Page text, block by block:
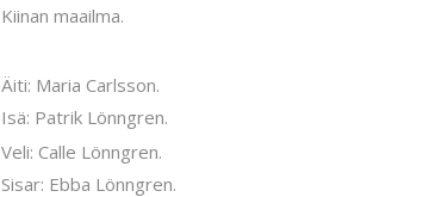
Kiinan maailma.
Äiti: Maria Carlsson.
Isä: Patrik Lönngren.
Veli: Calle Lönngren.
Sisar: Ebba Lönngren.